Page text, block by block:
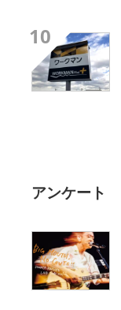
10
アンケート